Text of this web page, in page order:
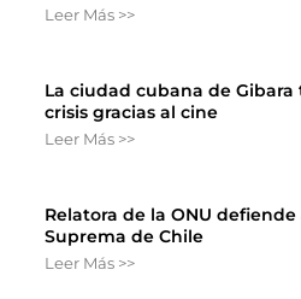
Leer Más >>
La ciudad cubana de
crisis gracias al cine
Leer Más >>
Relatora de la ONU
Suprema de Chile
Leer Más >>